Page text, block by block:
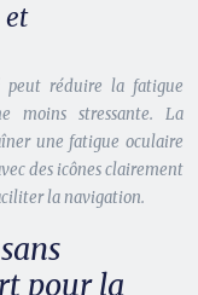
et
peut réduire la fatigue
moins stressante. La
une fatigue oculaire
des icônes clairement
la navigation.
pour la